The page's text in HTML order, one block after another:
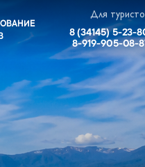
Для
8 (34145) 5-23-
8-919-905-08-